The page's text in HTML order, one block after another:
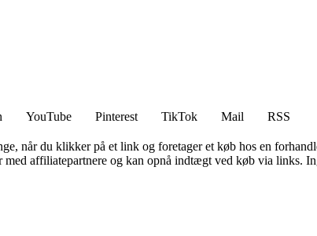
YouTube Pinterest TikTok Mail
RSS
når du klikker på et link og foretager et køb hos en
affiliatepartnere og kan opnå indtægt ved køb via links.